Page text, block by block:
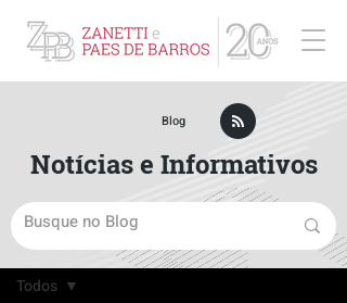
Post
Todos
Blog
Notícias e Informativos